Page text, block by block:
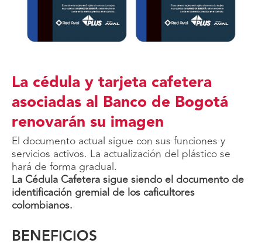
La cédula y tarjeta cafetera
asociadas al Banco de Bogotá
renovarán su imagen
El documento actual sigue con sus funciones y
servicios activos. La actualización del plástico se
hará de forma gradual.
La Cédula Cafetera sigue siendo el documento de
identificación gremial de los caficultores
colombianos.
BENEFICIOS